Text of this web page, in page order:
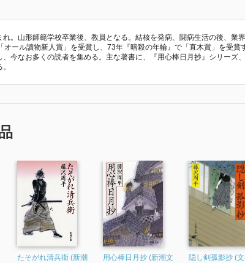
。山形師範学校卒業後、教員となる。結核を発病、闘病生活の後、業
オール讀物新人賞」を受賞し、73年『暗殺の年輪』で「直木賞」を受賞
今なお多くの読者を集める。主な著書に、『用心棒日月抄』シリーズ
たそがれ清兵衛 (新潮
用心棒日月抄 (新潮文
隠し剣孤影抄 (